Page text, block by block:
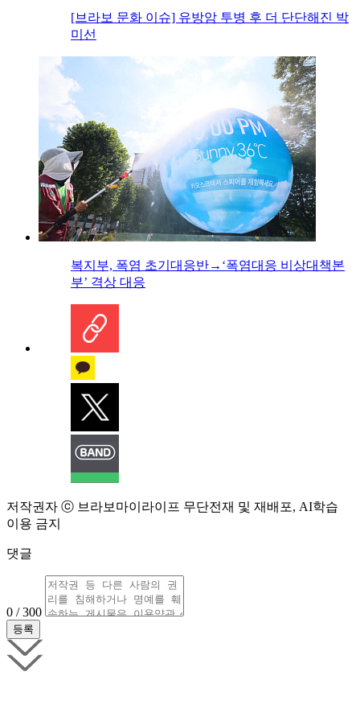
[브라보 문화 이슈] 유방암 투병 후 더 단단해진 박
미선
복지부, 폭염 초기대응반→‘폭염대응 비상대책본
부’ 격상 대응
저작권자 ⓒ 브라보마이라이프 무단전재 및 재배포, AI학습
이용 금지
댓글
0 / 300